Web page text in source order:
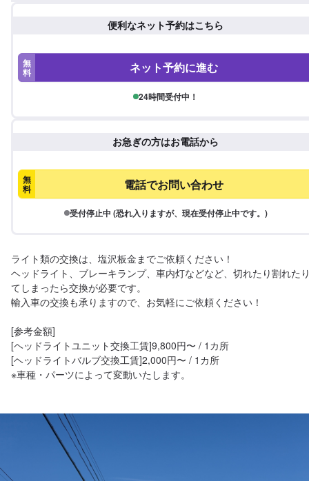
便利なネット予約はこちら
無
料 ネット予約に進む
24時間受付中！
お急ぎの方はお電話から
無
料 電話でお問い合わせ
受付停止中 (恐れ入りますが、現在受付停止中です。)
ライト類の交換は、塩沢板金までご依頼ください！
ヘッドライト、ブレーキランプ、車内灯などなど、切れたり割れた
てしまったら交換が必要です。
輸入車の交換も承りますので、お気軽にご依頼ください！
[参考金額]
[ヘッドライトユニット交換工賃]9,800円〜 / 1カ所
[ヘッドライトバルブ交換工賃]2,000円〜 / 1カ所
※車種・パーツによって変動いたします。